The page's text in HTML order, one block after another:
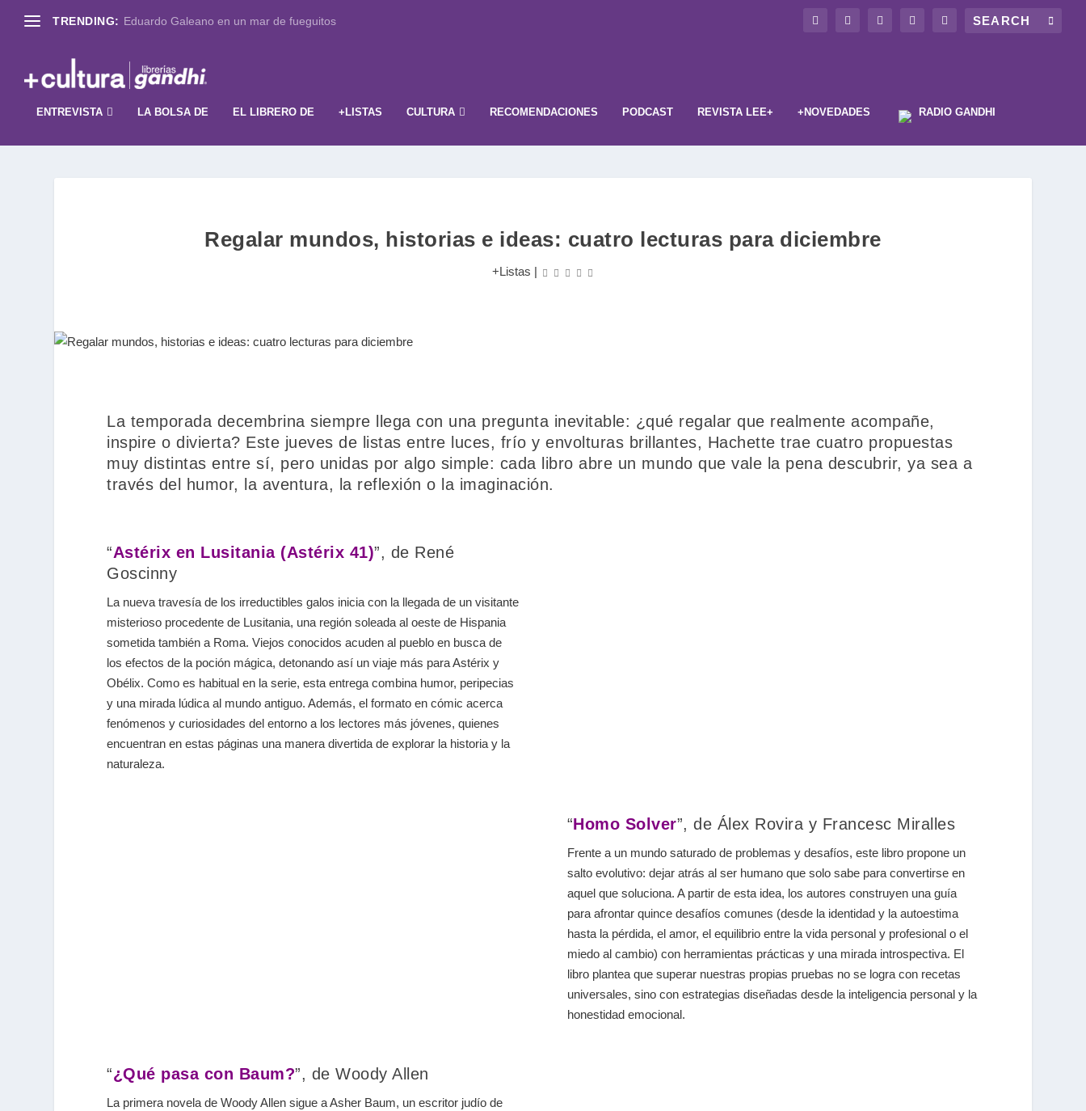
TRENDING: Eduardo Galeano en un mar de fueguitos
ENTREVISTA LA BOLSA DE EL LIBRERO DE +LISTAS CULTURA RECOMENDACIONES PODCAST REVISTA LEE+ +NOVEDADES RADIO GANDHI
Regalar mundos, historias e ideas: cuatro lecturas para diciembre
+Listas
La temporada decembrina siempre llega con una pregunta inevitable: ¿qué regalar que realmente acompañe,
inspire o divierta? Este jueves de listas entre luces, frío y envolturas brillantes, Hachette trae cuatro propuestas
muy distintas entre sí, pero unidas por algo simple: cada libro abre un mundo que vale la pena descubrir, ya sea a
través del humor, la aventura, la reflexión o la imaginación.
“Astérix en Lusitania (Astérix 41)”, de René
Goscinny
La nueva travesía de los irreductibles galos inicia con la llegada de un visitante
misterioso procedente de Lusitania, una región soleada al oeste de Hispania
sometida también a Roma. Viejos conocidos acuden al pueblo en busca de
los efectos de la poción mágica, detonando así un viaje más para Astérix y
Obélix. Como es habitual en la serie, esta entrega combina humor, peripecias
y una mirada lúdica al mundo antiguo. Además, el formato en cómic acerca
fenómenos y curiosidades del entorno a los lectores más jóvenes, quienes
encuentran en estas páginas una manera divertida de explorar la historia y la
naturaleza.
“Homo Solver”, de Álex Rovira y Francesc Miralles
Frente a un mundo saturado de problemas y desafíos, este libro propone un
salto evolutivo: dejar atrás al ser humano que solo sabe para convertirse en
aquel que soluciona. A partir de esta idea, los autores construyen una guía
para afrontar quince desafíos comunes (desde la identidad y la autoestima
hasta la pérdida, el amor, el equilibrio entre la vida personal y profesional o el
miedo al cambio) con herramientas prácticas y una mirada introspectiva. El
libro plantea que superar nuestras propias pruebas no se logra con recetas
universales, sino con estrategias diseñadas desde la inteligencia personal y la
honestidad emocional.
“¿Qué pasa con Baum?”, de Woody Allen
La primera novela de Woody Allen sigue a Asher Baum, un escritor judío de